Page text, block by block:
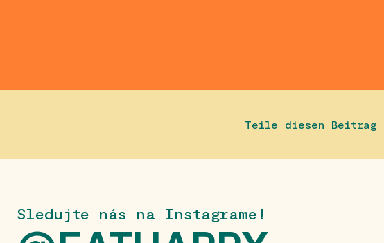
Teile diesen Beitrag
Sledujte nás na Instagrame!